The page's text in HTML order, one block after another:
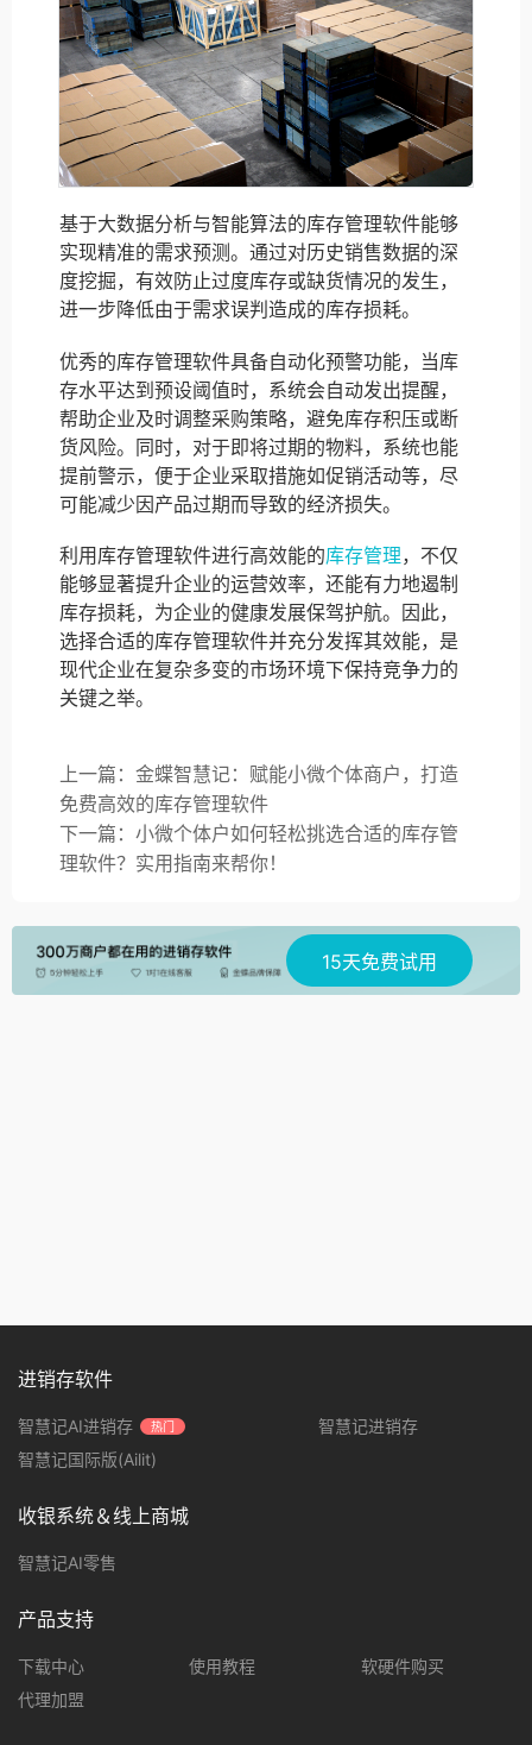
基于大数据分析与智能算法的库存管理软件能够
实现精准的需求预测。通过对历史销售数据的深
度挖掘，有效防止过度库存或缺货情况的发生，
进一步降低由于需求误判造成的库存损耗。
优秀的库存管理软件具备自动化预警功能，当库
存水平达到预设阈值时，系统会自动发出提醒，
帮助企业及时调整采购策略，避免库存积压或断
货风险。同时，对于即将过期的物料，系统也能
提前警示，便于企业采取措施如促销活动等，尽
可能减少因产品过期而导致的经济损失。
利用库存管理软件进行高效能的库存管理，不仅
能够显著提升企业的运营效率，还能有力地遏制
库存损耗，为企业的健康发展保驾护航。因此，
选择合适的库存管理软件并充分发挥其效能，是
现代企业在复杂多变的市场环境下保持竞争力的
关键之举。
上一篇：金蝶智慧记：赋能小微个体商户，打造
免费高效的库存管理软件
下一篇：小微个体户如何轻松挑选合适的库存管
理软件？实用指南来帮你！
15天免费试用
进销存软件
智慧记AI进销存 热门
智慧记进销存
智慧记国际版(Ailit)
收银系统＆线上商城
智慧记AI零售
产品支持
下载中心 使用教程
软硬件购买
代理加盟